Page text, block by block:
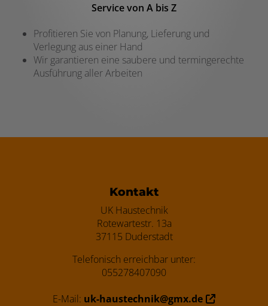
Service von A bis Z
Profitieren Sie von Planung, Lieferung und
Verlegung aus einer Hand
Wir garantieren eine saubere und termingerechte
Ausführung aller Arbeiten
Kontakt
UK Haustechnik
Rotewartestr. 13a
37115 Duderstadt
Telefonisch erreichbar unter:
055278407090
E-Mail: uk-haustechnik@gmx.de